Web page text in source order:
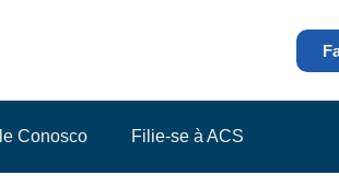
Conosco Filie-se à ACS